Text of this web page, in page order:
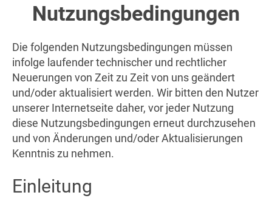
Nutzungsbedingungen
Die folgenden Nutzungsbedingungen müssen
infolge laufender technischer und rechtlicher
Neuerungen von Zeit zu Zeit von uns geändert
und/oder aktualisiert werden. Wir bitten den Nutzer
unserer Internetseite daher, vor jeder Nutzung
diese Nutzungsbedingungen erneut durchzusehen
und von Änderungen und/oder Aktualisierungen
Kenntnis zu nehmen.
Einleitung